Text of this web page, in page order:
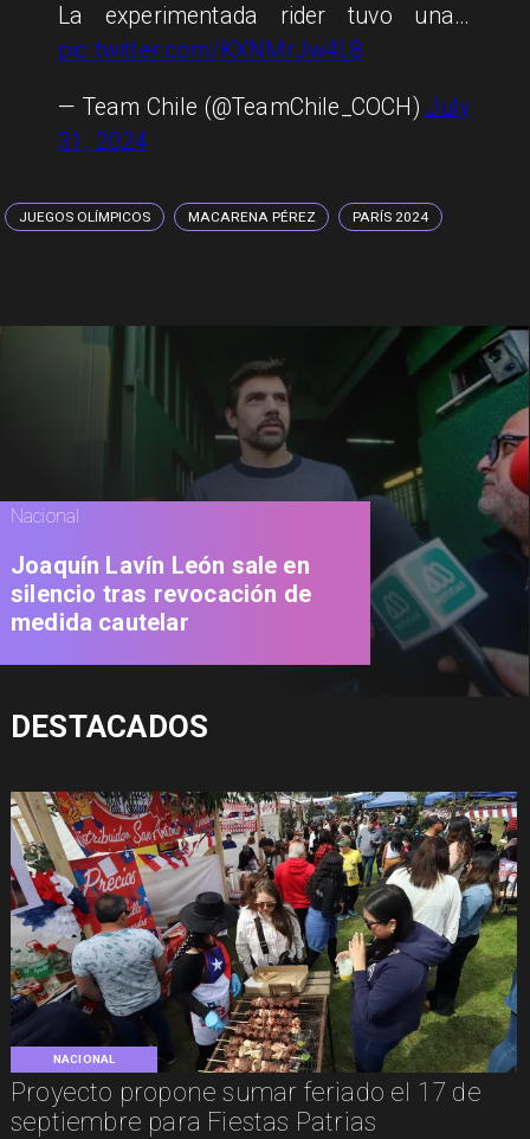
La experimentada rider tuvo una…
pic.twitter.com/KXNMrJw4L8
— Team Chile (@TeamChile_COCH) July
31, 2024
JUEGOS OLÍMPICOS MACARENA PÉREZ PARÍS 2024
NACIONAL
Proyecto propone sumar feriado el 17 de
septiembre para Fiestas Patrias
Nacional
Joaquín Lavín León sale en
silencio tras revocación de
medida cautelar
DESTACADOS